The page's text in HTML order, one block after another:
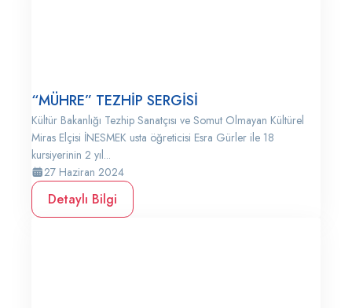
“MÜHRE” TEZHİP SERGİSİ
Kültür Bakanlığı Tezhip Sanatçısı ve Somut Olmayan Kültürel
Miras Elçisi İNESMEK usta öğreticisi Esra Gürler ile 18
kursiyerinin 2 yıl...
27 Haziran 2024
Detaylı Bilgi